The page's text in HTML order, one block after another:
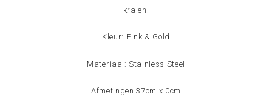
kralen.
Kleur: Pink & Gold
Materiaal: Stainless Steel
Afmetingen 37cm x 0cm